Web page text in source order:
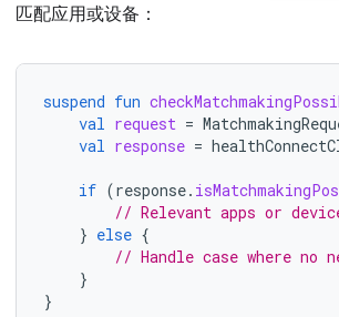
匹配应用或设备：
suspend fun
val request =
val response =
if (response.
// Relevant apps or
} else {
// Handle case where no
}
}